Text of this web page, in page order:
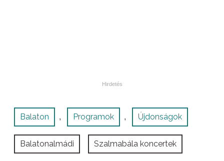
Balaton , Programok , Újdonságok
Balatonalmádi Szalmabála koncertek